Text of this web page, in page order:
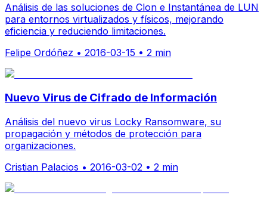
Análisis de las soluciones de Clon e Instantánea de LUN
para entornos virtualizados y físicos, mejorando
eficiencia y reduciendo limitaciones.
Felipe Ordóñez • 2016-03-15 • 2 min
Nuevo Virus de Cifrado de Información
Análisis del nuevo virus Locky Ransomware, su
propagación y métodos de protección para
organizaciones.
Cristian Palacios • 2016-03-02 • 2 min